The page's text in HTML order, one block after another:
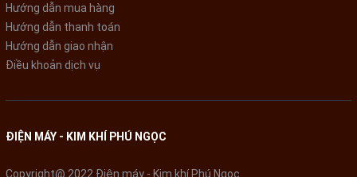
người dùng khóa mở tủ dễ dàng
Ngoài ra, chiếc tủ đông Sanaky này rất dễ di chuyển, thay đổi vị
trí nhờ được trang bị 4 bánh xe ở chân tủ. Bạn không còn phải
Hướng dẫn mua hàng
Hướng dẫn thanh toán
Hướng dẫn giao nhận
Điều khoản dịch vụ
ĐIỆN MÁY - KIM KHÍ PHÚ NGỌC
Copyright@ 2022 Điện máy - Kim khí Phú Ngọc